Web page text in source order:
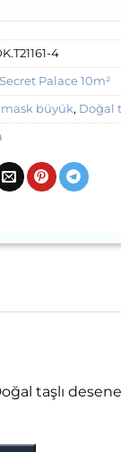
4
Secret Palace 10m²
büyük, Doğal
taşlı